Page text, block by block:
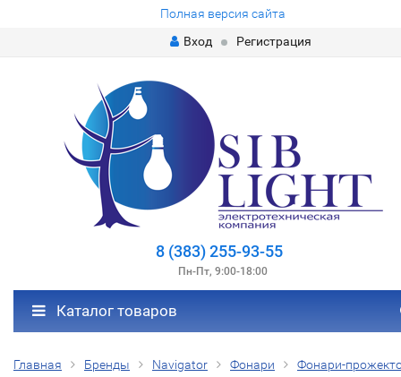
Полная версия сайта
Вход
Регистрация
8 (383) 255-93-55
Пн-Пт, 9:00-18:00
Каталог товаров
Главная Бренды Navigator Фонари
Фонари-